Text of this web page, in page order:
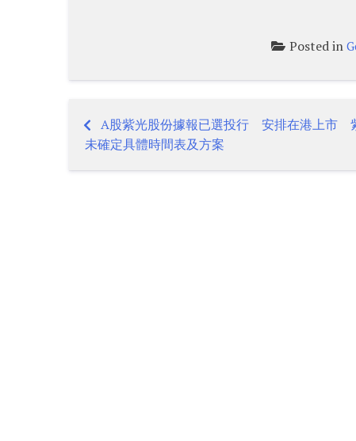
Posted in
Post
navigation
A股紫光股份據報已選投行 安排在港上市
未確定具體時間表及方案